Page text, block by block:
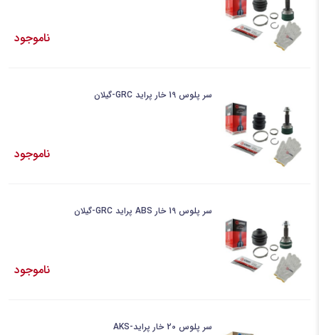
ناموجود
سر پلوس 19 خار پراید GRC-گیلان
ناموجود
سر پلوس 19 خار ABS پراید GRC-گیلان
ناموجود
سر پلوس 20 خار پراید-AKS